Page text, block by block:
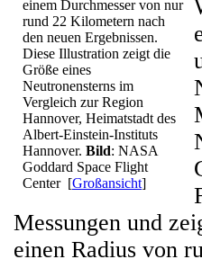
einem Durchmesser von nur
rund 22 Kilometern nach
den neuen Ergebnissen.
Diese Illustration zeigt die
Größe eines
Neutronensterns im
Vergleich zur Region
Hannover, Heimatstadt des
Albert-Einstein-Instituts
Hannover. Bild: NASA
Goddard Space Flight
Center [Großansicht]
Messungen und
einen Radius von